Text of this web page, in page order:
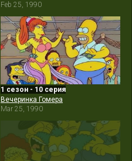
Feb 25, 1990
1 сезон - 10 серия
Вечеринка Гомера
Mar 25, 1990